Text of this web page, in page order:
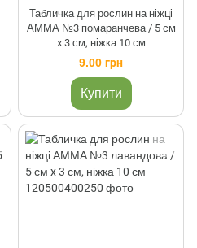
Табличка для рослин на ніжці
АММА №3 помаранчева / 5 см
x 3 см, ніжка 10 см
9.00 грн
Купити